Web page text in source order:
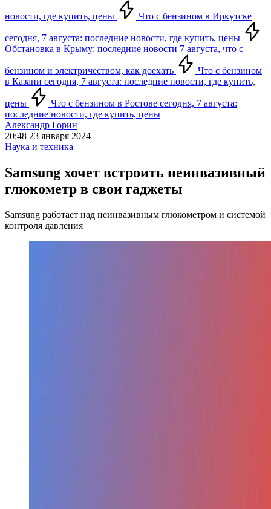
новости, где купить, цены Что с бензином в Иркутске
сегодня, 7 августа: последние новости, где купить, цены
Обстановка в Крыму: последние новости 7 августа, что с
бензином и электричеством, как доехать
Что с бензином
в Казани сегодня, 7 августа: последние новости, где купить,
цены
Что с бензином в Ростове сегодня, 7 августа:
последние новости, где купить, цены
Александр Горин
20:48 23 января 2024
Наука и техника
Samsung хочет встроить неинвазивный
глюкометр в свои гаджеты
Samsung работает над неинвазивным глюкометром и системой
контроля давления